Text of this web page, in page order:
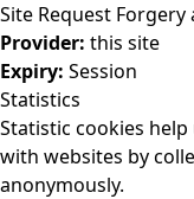
Site Request Forgery
Provider: this site
Expiry: Session
Statistics
Statistic cookies
with websites by
anonymously.